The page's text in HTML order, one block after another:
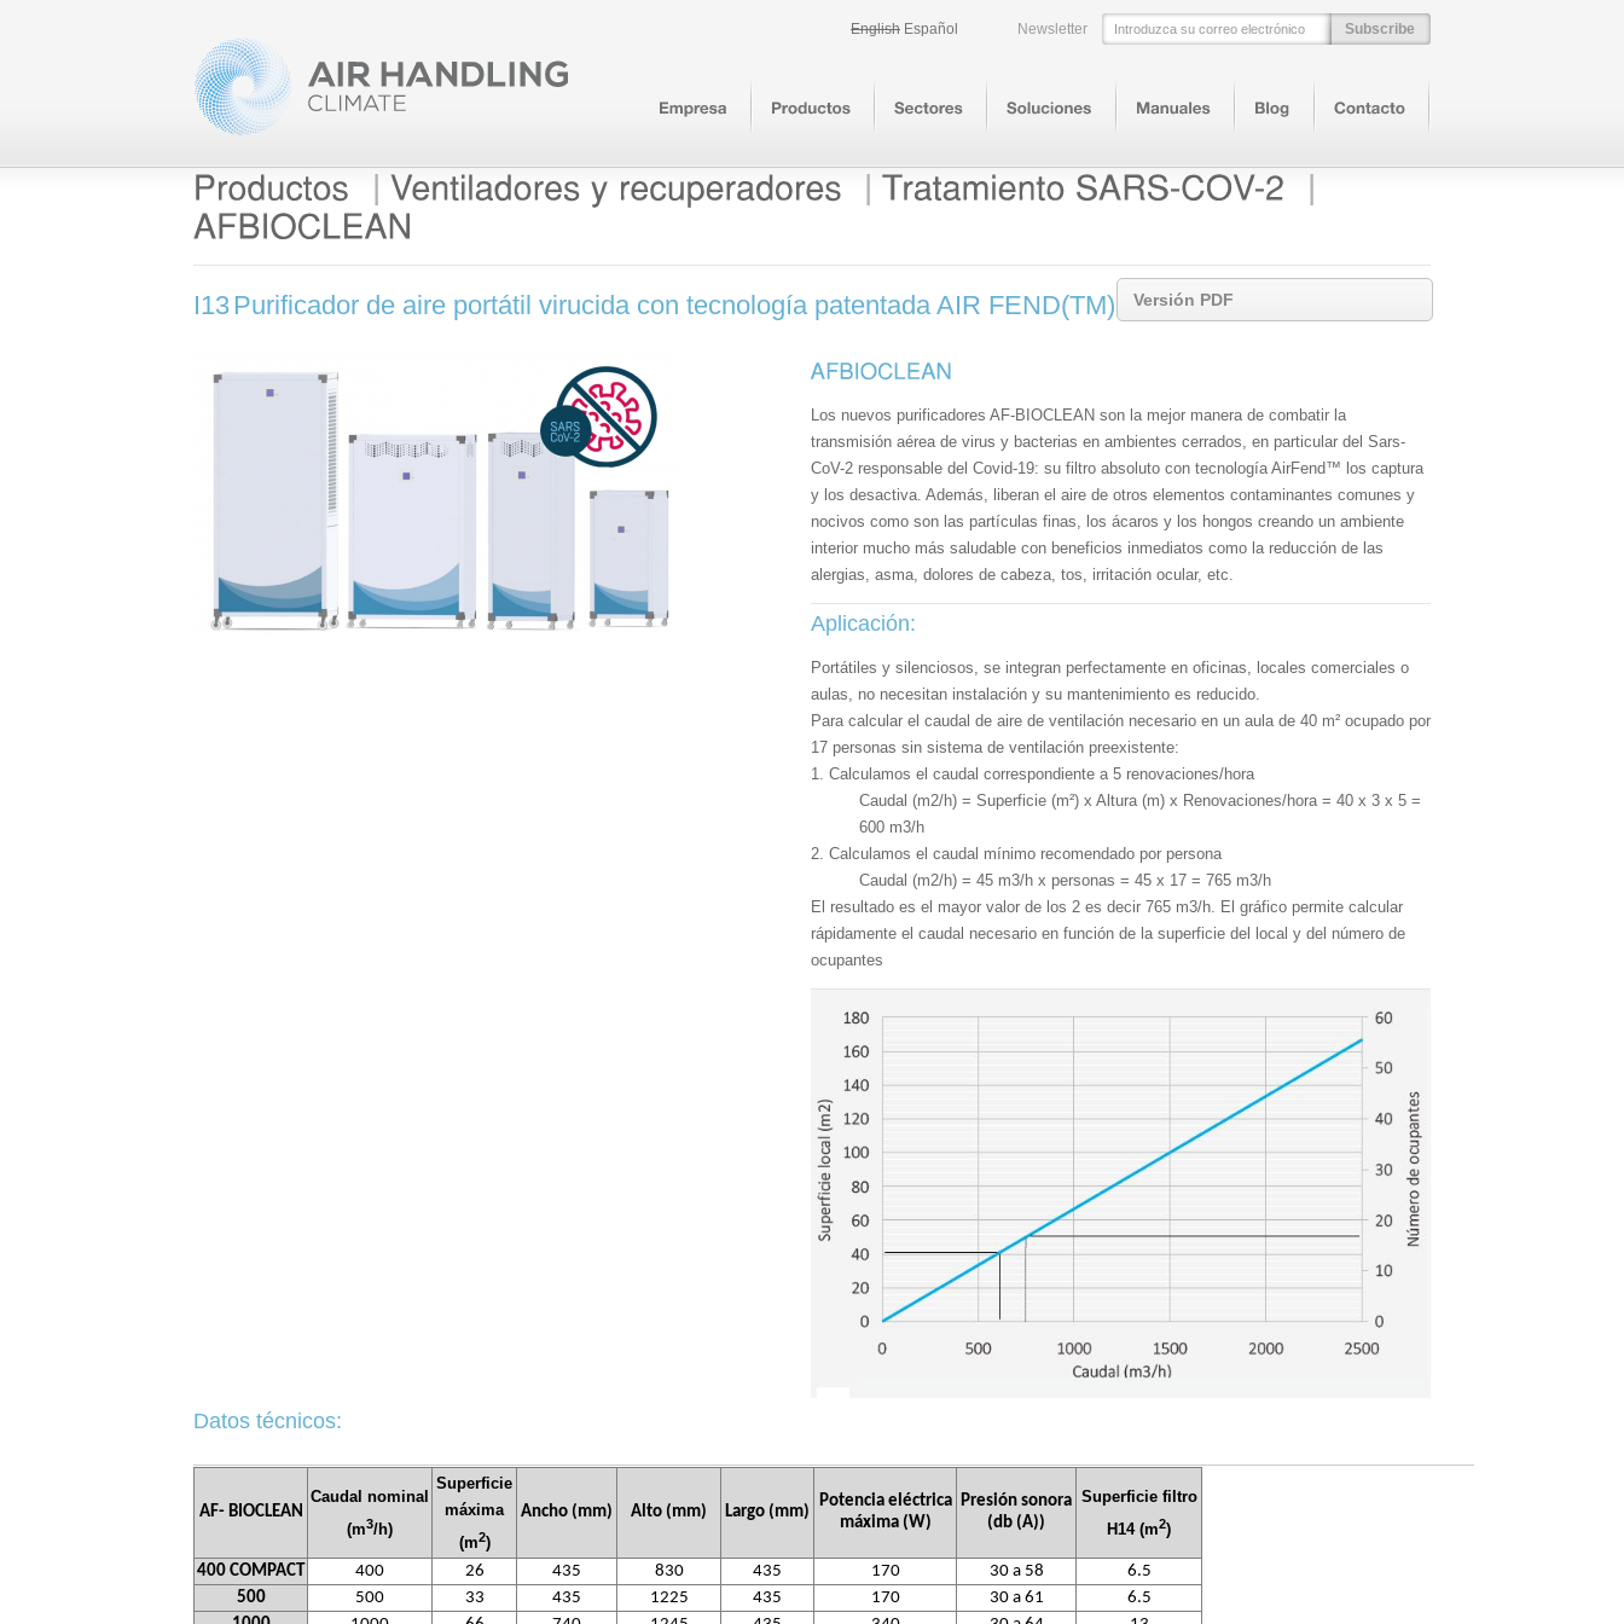
English Español Newsletter
| | |
Versión PDF
I13Purificador de aire portátil virucida con tecnología patentada AIR FEND(TM)
Los nuevos purificadores AF-BIOCLEAN son la mejor manera de combatir la
transmisión aérea de virus y bacterias en ambientes cerrados, en particular del Sars-
CoV-2 responsable del Covid-19: su filtro absoluto con tecnología AirFend™ los captura
y los desactiva. Además, liberan el aire de otros elementos contaminantes comunes y
nocivos como son las partículas finas, los ácaros y los hongos creando un ambiente
interior mucho más saludable con beneficios inmediatos como la reducción de las
alergias, asma, dolores de cabeza, tos, irritación ocular, etc.
Aplicación:
Portátiles y silenciosos, se integran perfectamente en oficinas, locales comerciales o
aulas, no necesitan instalación y su mantenimiento es reducido.
Para calcular el caudal de aire de ventilación necesario en un aula de 40 m² ocupado por
17 personas sin sistema de ventilación preexistente:
1. Calculamos el caudal correspondiente a 5 renovaciones/hora
Caudal (m2/h) = Superficie (m²) x Altura (m) x Renovaciones/hora = 40 x 3 x 5 =
600 m3/h
2. Calculamos el caudal mínimo recomendado por persona
Caudal (m2/h) = 45 m3/h x personas = 45 x 17 = 765 m3/h
El resultado es el mayor valor de los 2 es decir 765 m3/h. El gráfico permite calcular
rápidamente el caudal necesario en función de la superficie del local y del número de
ocupantes
Datos técnicos:
AF- BIOCLEAN
Caudal nominal
(m3/h)
Superficie
máxima
(m2)
Ancho (mm) Alto (mm) Largo (mm)
Potencia eléctrica
máxima (W)
Presión sonora
(db (A))
Superficie filtro
H14 (m2)
400 COMPACT 400 26 435 830 435 170 30 a 58
6.5
500
500 33 435 1225 435 170 30 a 61
6.5